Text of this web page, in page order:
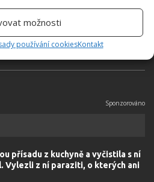
možnosti
používání cookiesKontakt
zůstat. Její v...
přísadu z kuchyně a vyčistila s ní
Vylezli z ní paraziti, o kterých ani